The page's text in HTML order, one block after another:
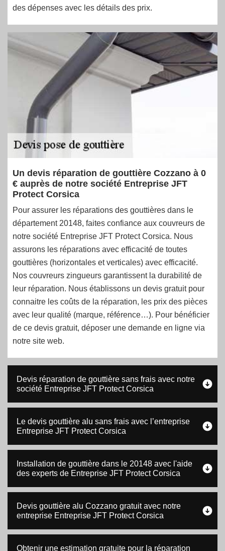
des dépenses avec les détails des prix.
Un devis réparation de gouttière Cozzano à 0
€ auprès de notre société Entreprise JFT
Protect Corsica
Pour assurer les réparations des gouttières dans le
département 20148, faites confiance aux couvreurs de
notre société Entreprise JFT Protect Corsica. Nous
assurons les réparations avec efficacité de toutes
gouttières (horizontales et verticales) avec efficacité.
Nos couvreurs zingueurs garantissent la durabilité de
leur réparation. Nous établissons un devis gratuit pour
connaitre les coûts de la réparation, les prix des pièces
avec leur qualité (marque, référence…). Pour bénéficier
de ce devis gratuit, déposer une demande en ligne via
notre site web.
Devis réparation de gouttière sans frais avec notre
société Entreprise JFT Protect Corsica
Le devis gouttière alu sans frais avec l’entreprise
Entreprise JFT Protect Corsica
Installation de gouttière dans le 20148 avec l'aide
des experts de Entreprise JFT Protect Corsica
Devis gouttière alu Cozzano gratuit avec notre
entreprise Entreprise JFT Protect Corsica
Obtenir une estimation gratuite pour la réparation